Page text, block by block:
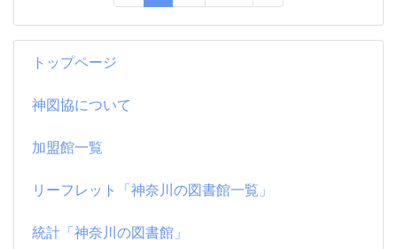
トップページ
神図協について
加盟館一覧
リーフレット「神奈川の図書館一覧」
統計「神奈川の図書館」